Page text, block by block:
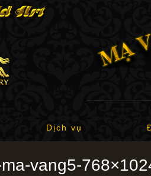
Dịch vụ
vang5-